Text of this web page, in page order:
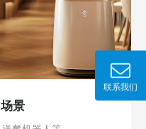
景
联系我们